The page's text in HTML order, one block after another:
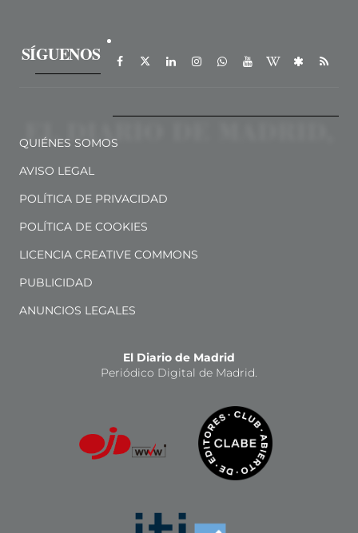
SÍGUENOS
QUIÉNES SOMOS
AVISO LEGAL
POLÍTICA DE PRIVACIDAD
POLÍTICA DE COOKIES
LICENCIA CREATIVE COMMONS
PUBLICIDAD
ANUNCIOS LEGALES
El Diario de Madrid
Periódico Digital de Madrid.